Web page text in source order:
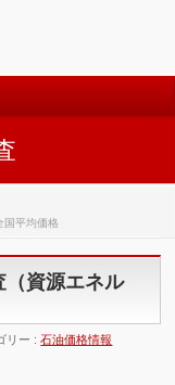
国平均価格
（資源エネル
リー :石油価格情報